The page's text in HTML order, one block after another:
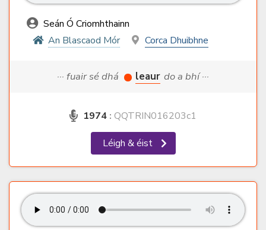
Seán Ó Criomhthainn
An Blascaod Mór
Corca Dhuibhne
··· fuair sé dhá leaur do a bhí ···
1974 : QQTRIN016203c1
Léigh & éist